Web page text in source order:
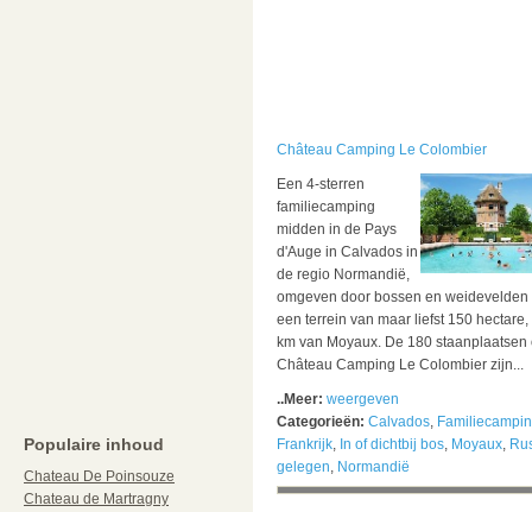
Populaire inhoud
Chateau De Poinsouze
Chateau de Martragny
Château Camping Le Colombier
Een 4-sterren
familiecamping
midden in de Pays
d'Auge in Calvados in
de regio Normandië,
omgeven door bossen en weidevelden
een terrein van maar liefst 150 hectare,
km van Moyaux. De 180 staanplaatsen
Château Camping Le Colombier zijn...
..Meer: weergeven
Categorieën: Calvados,
Frankrijk, In of dichtbij bos, Moyaux,
gelegen, Normandië